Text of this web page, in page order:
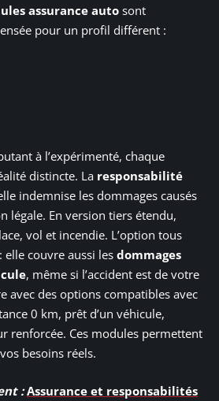
assurance auto sont
pour un profil différent :
à l’expérimenté, chaque
distincte. La responsabilité
indemnise les dommages causés
légale. En version tiers étendu,
vol et incendie. L’option tous
couvre aussi les dommages
, même si l’accident est de votre
avec des options compatibles avec
0 km, prêt d’un véhicule,
renforcée. Ces modules permettent
besoins réels.
: Assurance et responsabilités